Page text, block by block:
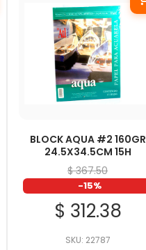
BLOCK AQUA #2 160GR
24.5X34.5CM 15H
$ 367.50
-15%
$ 312.38
SKU: 22787